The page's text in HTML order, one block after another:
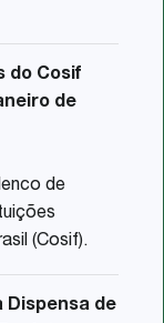
do Cosif
de
de
(Cosif).
Dispensa de